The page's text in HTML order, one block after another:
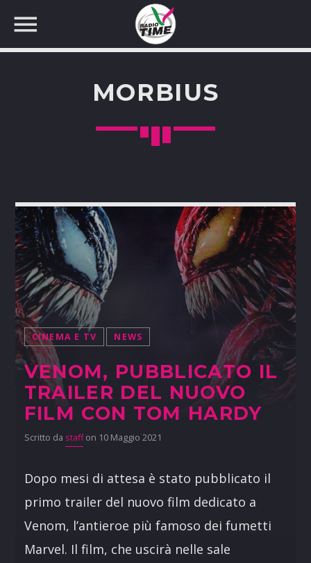
MORBIUS
CINEMA E TV NEWS
VENOM, PUBBLICATO IL
TRAILER DEL NUOVO
FILM CON TOM HARDY
Scritto da staffon 10 Maggio 2021
Dopo mesi di attesa è stato pubblicato il
primo trailer del nuovo film dedicato a
Venom, l’antieroe più famoso dei fumetti
Marvel. Il film, che uscirà nelle sale